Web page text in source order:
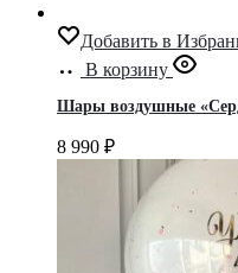
Добавить в
В корзину
Шары воздушные
8 990 ₽